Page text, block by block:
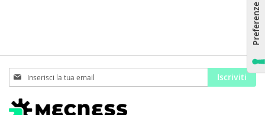
Iscriviti
alla
nostra
Newsletter:
Iscriviti